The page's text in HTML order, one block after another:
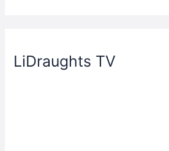
LiDraughts TV